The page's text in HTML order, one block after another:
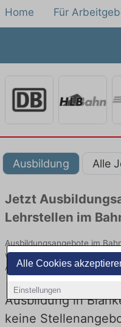
Alle Cookies
Einstellungen
Home Für
Ausbildung Alle
Jetzt
Lehrstellen im
Ausbildungsangebote im
von namhaften Firmen.
Arbeitgebern und bewerben
Ausbildung in
keine